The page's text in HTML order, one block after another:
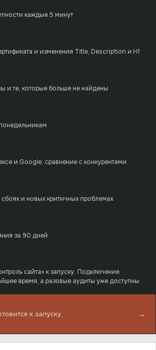
каждые 5 минут
и изменения Title, Description и H1
и те, которые больше не найдены
и Google, сравнение с конкурентами
и новых критичных проблемах
за 90 дней
сайта» к запуску. Подключение
время, а разовые аудиты уже доступны.
к запуску →